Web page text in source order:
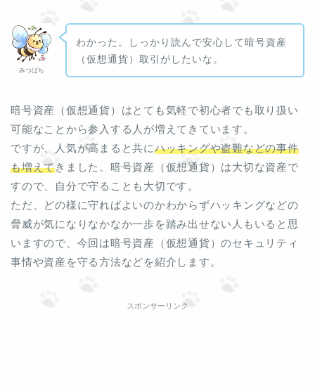
みつばち
わかった。しっかり読んで安心して暗号資産
（仮想通貨）取引がしたいな。
暗号資産（仮想通貨）はとても気軽で初心者でも取り扱い
可能なことから参入する人が増えてきています。
ですが、人気が高まると共にハッキングや盗難などの事件
も増えてきました。暗号資産（仮想通貨）は大切な資産で
すので、自分で守ることも大切です。
ただ、どの様に守ればよいのかわからずハッキングなどの
脅威が気になりなかなか一歩を踏み出せない人もいると思
いますので、今回は暗号資産（仮想通貨）のセキュリティ
事情や資産を守る方法などを紹介します。
スポンサーリンク